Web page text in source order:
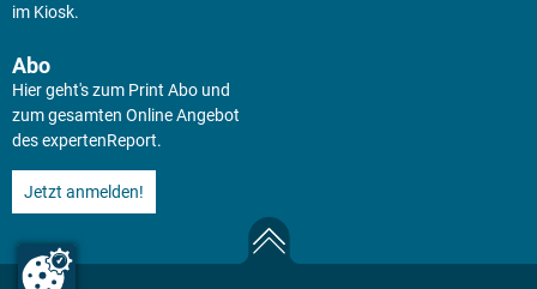
im Kiosk.
Abo
Hier geht's zum Print Abo und
zum gesamten Online Angebot
des expertenReport.
Jetzt anmelden!